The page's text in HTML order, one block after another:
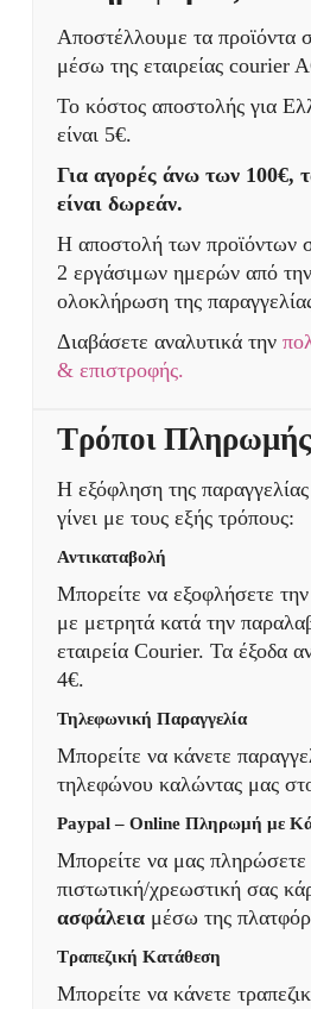
Αποστέλλουμε τα προϊόντα
μέσω της εταιρείας courier
Το κόστος αποστολής για
είναι 5€.
Για αγορές άνω των 100€,
είναι δωρεάν.
Η αποστολή των προϊόντων
2 εργάσιμων ημερών από
ολοκλήρωση της
Διαβάσετε αναλυτικά την
& επιστροφής.
Τρόποι Πληρωμής
Η εξόφληση της
γίνει με τους εξής τρόπους:
Αντικαταβολή
Μπορείτε να εξοφλήσετε
με μετρητά κατά την
εταιρεία Courier. Τα έξοδα
4€.
Τηλεφωνική Παραγγελία
Μπορείτε να κάνετε
τηλεφώνου καλώντας μας
Paypal – Online Πληρωμή με
Μπορείτε να μας
πιστωτική/χρεωστική σας
ασφάλειαμέσω της
Τραπεζική Κατάθεση
Μπορείτε να κάνετε